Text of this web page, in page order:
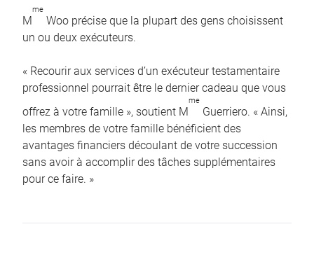
M
me
Woo précise que la plupart des gens choisissent
un ou deux exécuteurs.
« Recourir aux services d’un exécuteur testamentaire
professionnel pourrait être le dernier cadeau que vous
offrez à votre famille », soutient M
me
Guerriero. « Ainsi,
les membres de votre famille bénéficient des
avantages financiers découlant de votre succession
sans avoir à accomplir des tâches supplémentaires
pour ce faire. »